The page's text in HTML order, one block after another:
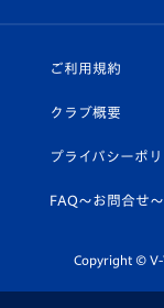
ホームタウン
平和祈念活動
ホームタウン
U-18
スクール
ヴィヴィくんイ
公式LINE＠
ご利用規約
クラブ概要
プライバシーポ
FAQ〜お問合せ〜
Copyright © V-